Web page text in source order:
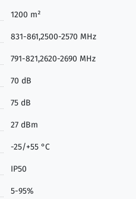
1200 m²
831-861,2500-2570 MHz
791-821,2620-2690 MHz
70 dB
75 dB
27 dBm
-25/+55 °C
IP50
5-95%